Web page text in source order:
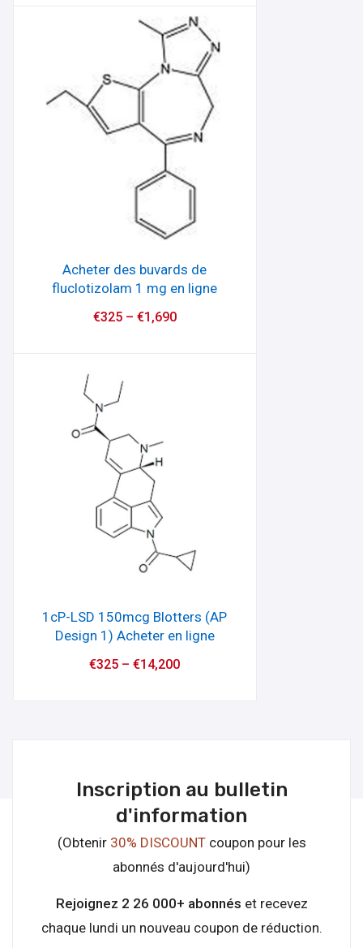
Acheter des buvards de
fluclotizolam 1 mg en ligne
€325– €1,690
1cP-LSD 150mcg Blotters (AP
Design 1) Acheter en ligne
€325 –€14,200
Inscription au bulletin
d'information
(Obtenir 30% DISCOUNTcoupon pour les
abonnés d'aujourd'hui)
Rejoignez 2 26 000+ abonnés et recevez
chaque lundi un nouveau coupon de réduction.